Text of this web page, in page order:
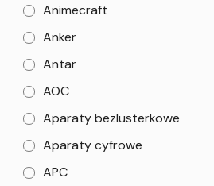
Animecraft
Anker
Antar
AOC
Aparaty bezlusterkowe
Aparaty cyfrowe
APC